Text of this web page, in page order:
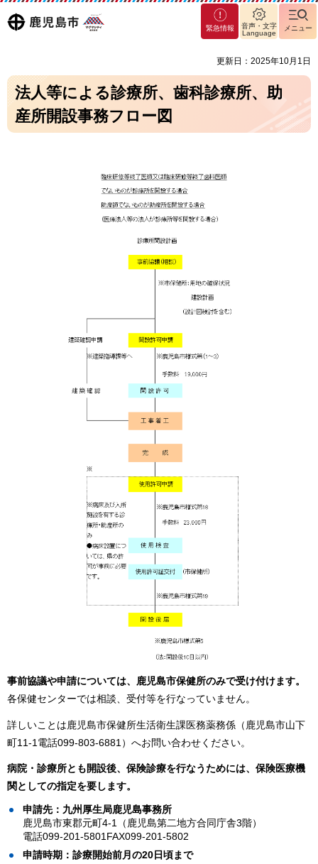
鹿児島
マグ
マシ
緊急情報
音声・文字
Language
メニュー
更新日：2025年10月1日
法人等による診療所、歯科診療所、助
産所開設事務フロー図
事前協議や申請については、鹿児島市保健所のみで受け付けます。
各保健センターでは相談、受付等を行なっていません。
詳しいことは鹿児島市保健所生活衛生課医務薬務係（鹿児島市山下
町11-1電話099-803-6881）へお問い合わせください。
病院・診療所とも開設後、保険診療を行なうためには、保険医療機
関としての指定を要します。
申請先：九州厚生局鹿児島事務所
鹿児島市東郡元町4-1（鹿児島第二地方合同庁舎3階）
電話099-201-5801FAX099-201-5802
申請時期：診療開始前月の20日頃まで